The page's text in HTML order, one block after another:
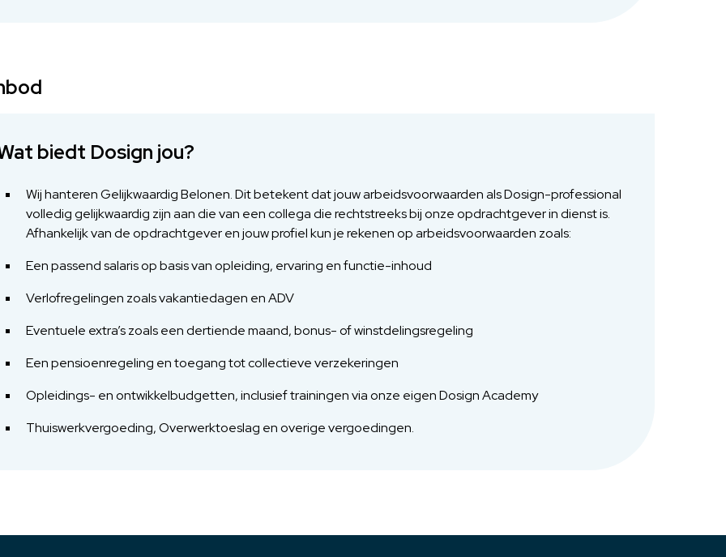
biedt Dosign jou?
Wij hanteren Gelijkwaardig Belonen. Dit betekent dat jouw arbeidsvoorwaarden als Dosign-professional
volledig gelijkwaardig zijn aan die van een collega die rechtstreeks bij onze opdrachtgever in dienst is.
Afhankelijk van de opdrachtgever en jouw profiel kun je rekenen op arbeidsvoorwaarden zoals:
Een passend salaris op basis van opleiding, ervaring en functie-inhoud
Verlofregelingen zoals vakantiedagen en ADV
Eventuele extra’s zoals een dertiende maand, bonus- of winstdelingsregeling
Een pensioenregeling en toegang tot collectieve verzekeringen
Opleidings- en ontwikkelbudgetten, inclusief trainingen via onze eigen Dosign Academy
Thuiswerkvergoeding, Overwerktoeslag en overige vergoedingen.